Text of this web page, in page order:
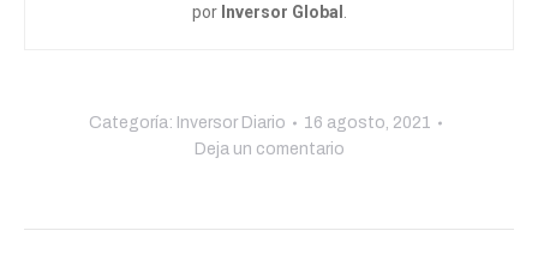
por Inversor Global
Categoría: Inversor Diario
16 agosto, 2021
Deja un comentario